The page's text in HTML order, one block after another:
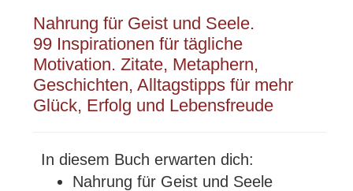
Nahrung für Geist und Seele.
99 Inspirationen für tägliche
Motivation. Zitate, Metaphern,
Geschichten, Alltagstipps für mehr
Glück, Erfolg und Lebensfreude
In diesem Buch erwarten dich:
Nahrung für Geist und Seele